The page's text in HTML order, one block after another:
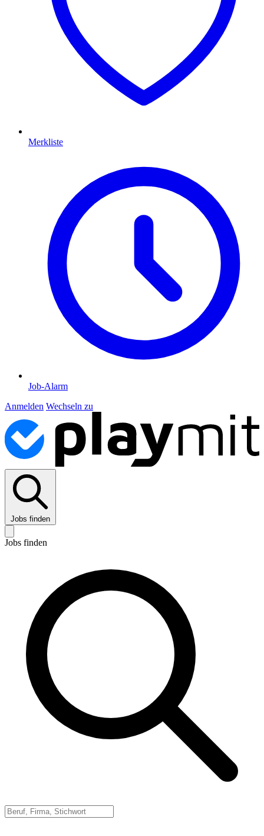
Merkliste
Job-Alarm
Anmelden Wechseln zu
Jobs finden
Jobs finden